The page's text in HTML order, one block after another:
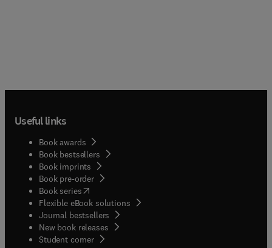
Useful links
Book awards
Book bestsellers
Book imprints
Book pre-order
Book series(opens in new tab/window
Flexible eBook solutions
Journal bestsellers
New book releases
Student corner( opens in new tab/window